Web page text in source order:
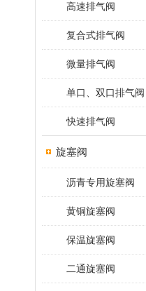
高速排气阀
复合式排气阀
微量排气阀
单口、双口排气阀
快速排气阀
旋塞阀
沥青专用旋塞阀
黄铜旋塞阀
保温旋塞阀
二通旋塞阀